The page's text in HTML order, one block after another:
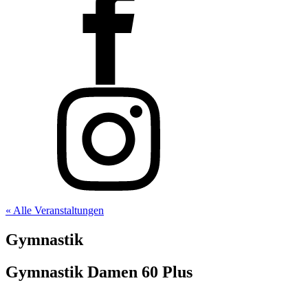
« Alle Veranstaltungen
Gymnastik
Gymnastik Damen 60 Plus